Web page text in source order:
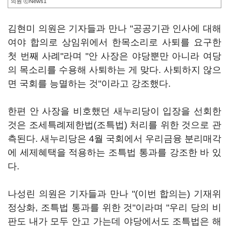
김현미 의원은 기자들과 만나 "공공기관 인사에 대해
여야 합의로 상임위에서 한목소리로 사퇴를 요구한
첫 번째 사례"라며 "안 사장은 야당뿐만 아니라 여당
의 목소리를 수용해 사퇴하는 게 맞다. 사퇴하지 않으
면 국회를 능멸하는 것"이라고 강조했다.
한편 안 사장을 비호했던 새누리당이 입장을 선회한
것은 조세특례제한법(조특법) 처리를 위한 것으로 관
측된다. 새누리당은 4월 국회에서 우리금융 분리매각
에 세제혜택을 적용하는 조특법 통과를 강조한 바 있
다.
나성린 의원은 기자들과 만나 "(이번 합의는) 기재위
정상화, 조특법 통과를 위한 것"이라며 "우리 당의 비
판도 내가 모두 안고 가는데 야당에서도 조특법은 해